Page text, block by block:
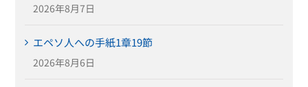
2026年8月7日
エペソ人への手紙1章19節
2026年8月6日